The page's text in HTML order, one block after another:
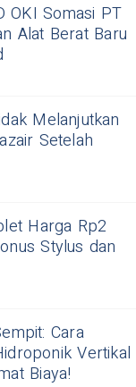
OKI Somasi PT
Alat Berat Baru
Melanjutkan
Setelah
Harga Rp2
Stylus dan
Cara
Vertikal
Biaya!